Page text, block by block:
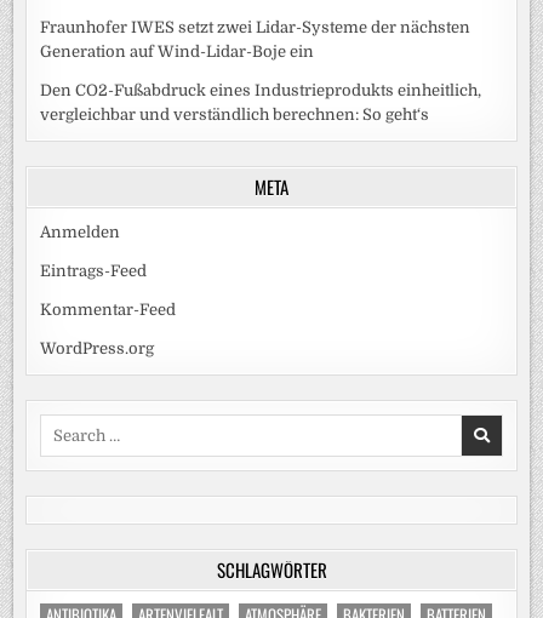
Fraunhofer IWES setzt zwei Lidar-Systeme der nächsten
Generation auf Wind-Lidar-Boje ein
Den CO2-Fußabdruck eines Industrieprodukts einheitlich,
vergleichbar und verständlich berechnen: So geht‘s
META
Anmelden
Eintrags-Feed
Kommentar-Feed
WordPress.org
Search
SCHLAGWÖRTER